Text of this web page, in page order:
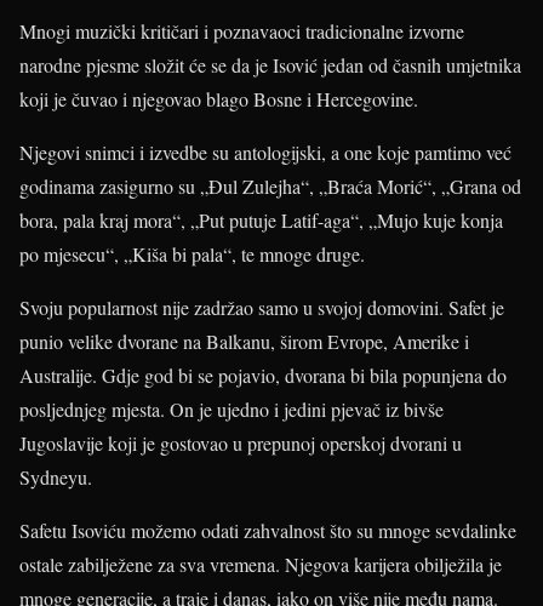
Mnogi muzički kritičari i poznavaoci tradicionalne izvorne
narodne pjesme složit će se da je Isović jedan od časnih umjetnika
koji je čuvao i njegovao blago Bosne i Hercegovine.
Njegovi snimci i izvedbe su antologijski, a one koje pamtimo već
godinama zasigurno su „Đul Zulejha“, „Braća Morić“, „Grana od
bora, pala kraj mora“, „Put putuje Latif-aga“, „Mujo kuje konja
po mjesecu“, „Kiša bi pala“, te mnoge druge.
Svoju popularnost nije zadržao samo u svojoj domovini. Safet je
punio velike dvorane na Balkanu, širom Evrope, Amerike i
Australije. Gdje god bi se pojavio, dvorana bi bila popunjena do
posljednjeg mjesta. On je ujedno i jedini pjevač iz bivše
Jugoslavije koji je gostovao u prepunoj operskoj dvorani u
Sydneyu.
Safetu Isoviću možemo odati zahvalnost što su mnoge sevdalinke
ostale zabilježene za sva vremena. Njegova karijera obilježila je
mnoge generacije, a traje i danas, iako on više nije među nama.